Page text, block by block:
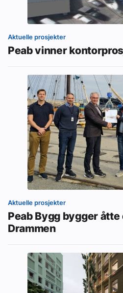
Aktuelle prosjekter
Peab vinner
Aktuelle prosjekter
Peab Bygg bygger
Drammen